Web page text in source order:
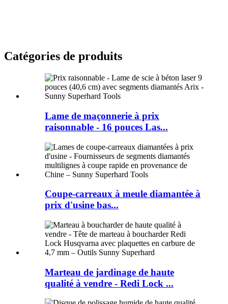
Catégories de produits
Lame de maçonnerie à prix
raisonnable - 16 pouces Las...
Coupe-carreaux à meule diamantée à
prix d'usine bas...
Marteau de jardinage de haute
qualité à vendre - Redi Lock ...